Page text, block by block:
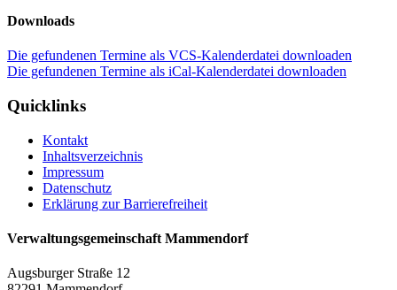
Downloads
Die gefundenen Termine als VCS-Kalenderdatei downloaden
Die gefundenen Termine als iCal-Kalenderdatei downloaden
Quicklinks
Kontakt
Inhaltsverzeichnis
Impressum
Datenschutz
Erklärung zur Barrierefreiheit
Verwaltungsgemeinschaft Mammendorf
Augsburger Straße 12